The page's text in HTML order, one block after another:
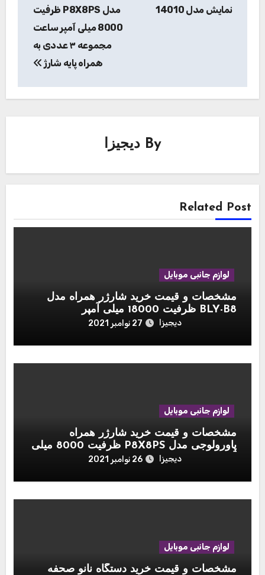
نمایش مدل 14010
مدل P8X8PS ظرفیت
8000 میلی آمپر ساعت
مجموعه ۳ عددی به
همراه پایه شارژ
By دیجیزا
Related Post
لوازم جانبی موبایل
مشخصات و قیمت خرید شارژر همراه مدل
BLY-B8 ظرفیت 18000 میلی آمپر
دیجیزا 27 نوامبر 2021
لوازم جانبی موبایل
مشخصات و قیمت خرید شارژر همراه
پاورولوجی مدل P8X8PS ظرفیت 8000 میلی
آمپر ساعت مجموعه ۳ عددی به همراه پایه
دیجیزا 26 نوامبر 2021
لوازم جانبی موبایل
مشخصات و قیمت خرید دستگاه نانو صحفه